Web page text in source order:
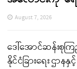
August 7, 2026
ဒေါ်အောင်ဆန်းစုက
နိုင်ငံခြားရေး ဌာ